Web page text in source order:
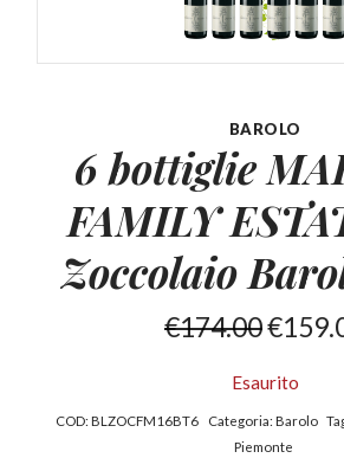
BAROLO
6 bottiglie
FAMILY
Zoccolaio
€174.00€
Esaurito
COD:BLZOCFM16BT6 Categoria: Barolo
Piemonte